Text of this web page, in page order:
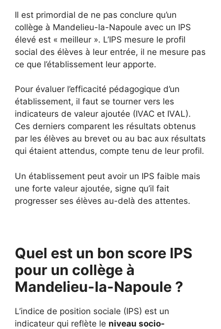
Il est primordial de ne pas conclure qu’un
collège à Mandelieu-la-Napoule avec un IPS
élevé est « meilleur ». L’IPS mesure le profil
social des élèves à leur entrée, il ne mesure pas
ce que l’établissement leur apporte.
Pour évaluer l’efficacité pédagogique d’un
établissement, il faut se tourner vers les
indicateurs de valeur ajoutée (IVAC et IVAL).
Ces derniers comparent les résultats obtenus
par les élèves au brevet ou au bac aux résultats
qui étaient attendus, compte tenu de leur profil.
Un établissement peut avoir un IPS faible mais
une forte valeur ajoutée, signe qu’il fait
progresser ses élèves au-delà des attentes.
Quel est un bon score IPS
pour un collège à
Mandelieu-la-Napoule ?
L’indice de position sociale (IPS) est un
indicateur qui reflète le niveau socio-